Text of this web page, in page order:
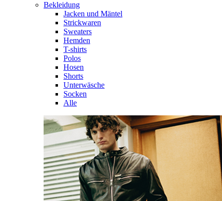
Bekleidung
Jacken und Mäntel
Strickwaren
Sweaters
Hemden
T-shirts
Polos
Hosen
Shorts
Unterwäsche
Socken
Alle